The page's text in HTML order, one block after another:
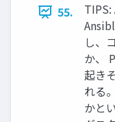
55.
し、
か、
起き
れる
かと